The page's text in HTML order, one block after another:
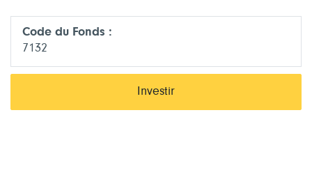
Code du Fonds :
7132
Investir